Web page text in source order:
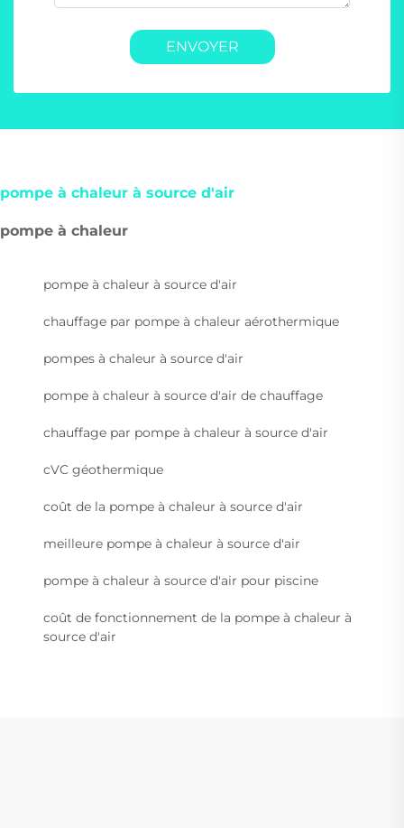
ENVOYER
pompe à chaleur à source d'air
pompe à chaleur
pompe à chaleur à source d'air
chauffage par pompe à chaleur aérothermique
pompes à chaleur à source d'air
pompe à chaleur à source d'air de chauffage
chauffage par pompe à chaleur à source d'air
cVC géothermique
coût de la pompe à chaleur à source d'air
meilleure pompe à chaleur à source d'air
pompe à chaleur à source d'air pour piscine
coût de fonctionnement de la pompe à chaleur à
source d'air